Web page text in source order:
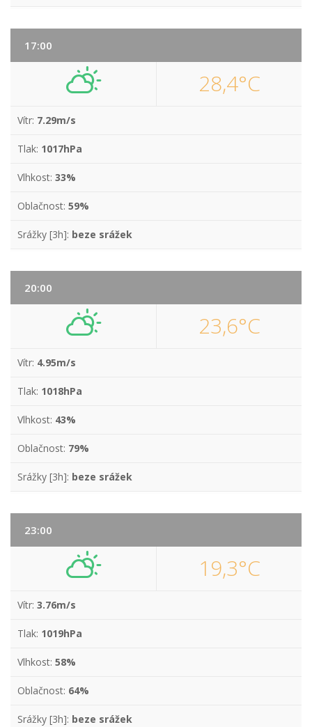
17:00
28,4°C
Vítr: 7.29m/s
Tlak: 1017hPa
Vlhkost: 33%
Oblačnost: 59%
Srážky [3h]: beze srážek
20:00
23,6°C
Vítr: 4.95m/s
Tlak: 1018hPa
Vlhkost: 43%
Oblačnost: 79%
Srážky [3h]: beze srážek
23:00
19,3°C
Vítr: 3.76m/s
Tlak: 1019hPa
Vlhkost: 58%
Oblačnost: 64%
Srážky [3h]: beze srážek